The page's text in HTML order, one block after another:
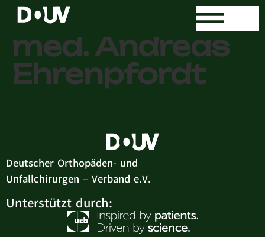
Praxis Dr. sc.
med. Andreas
Ehrenpfordt
Deutscher Orthopäden- und
Unfallchirurgen – Verband e.V.
Unterstützt durch: